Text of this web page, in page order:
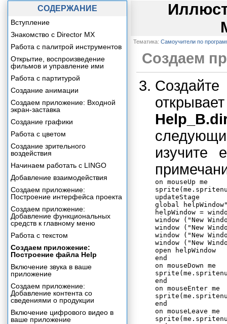
Тематика: Самоучители по
Создаем
on mouseUp me
updateStage
global
helpWindow =
window ("New
window ("New
window ("New
window ("New
open helpWindow
end
on mouseDown me
end
on mouseEnter me
end
on mouseLeave me
СОДЕРЖАНИЕ
Вступление
Знакомство с Director MX
Работа с палитрой инструментов
Открытие, воспроизведение
фильмов и управление ими
Работа с партитурой
Создание анимации
Создаем приложение: Входной
экран-заставка
Создание графики
Работа с цветом
Создание зрительного
воздействия
Начинаем работать с LINGO
Добавление взаимодействия
Создаем приложение:
Построение интерфейса проекта
Создаем приложение:
Добавление функциональных
средств к главному меню
Работа с текстом
Создаем приложение:
Построение файла Help
Включение звука в ваше
приложение
Создаем приложение:
Добавление контента со
сведениями о продукции
Включение цифрового видео в
ваше приложение